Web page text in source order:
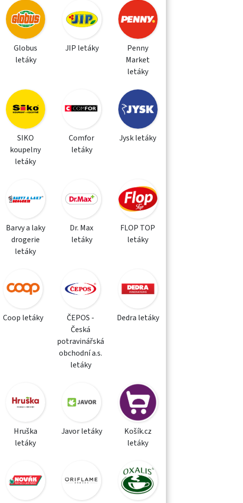
Globus
letáky
JIP letáky
Penny
Market
letáky
SIKO
koupelny
letáky
Comfor
letáky
Jysk letáky
Barvy a laky
drogerie
letáky
Dr. Max
letáky
FLOP TOP
letáky
Coop letáky
ČEPOS -
Česká
potravinářská
obchodní a.s.
letáky
Dedra letáky
Hruška
letáky
Javor letáky
Košík.cz
letáky